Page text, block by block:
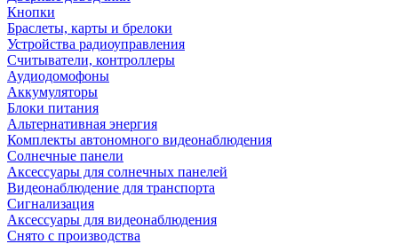
Кнопки
Браслеты, карты и брелоки
Устройства радиоуправления
Считыватели, контроллеры
Аудиодомофоны
Аккумуляторы
Блоки питания
Альтернативная энергия
Комплекты автономного видеонаблюдения
Солнечные панели
Аксессуары для солнечных панелей
Видеонаблюдение для транспорта
Сигнализация
Аксессуары для видеонаблюдения
Снято с производства